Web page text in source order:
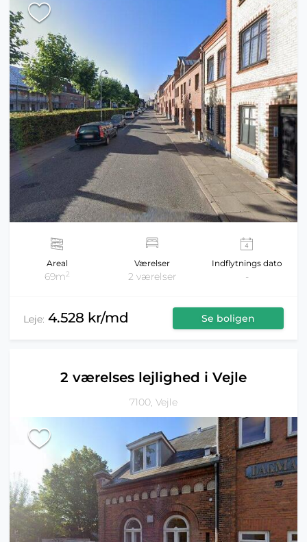
Areal
69m2
Værelser
2 værelser
Indflytnings dato
-
Leje: 4.528 kr/md Se boligen
2 værelses lejlighed i Vejle
7100, Vejle